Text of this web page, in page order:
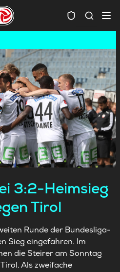
3:2-Heimsieg
Tirol
Runde der Bundesliga-
Sieg eingefahren. Im
die Steirer am Sonntag
Als zweifache